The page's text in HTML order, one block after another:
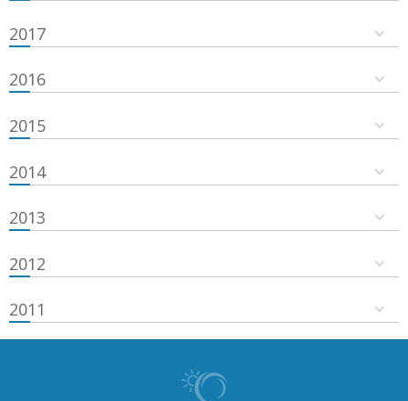
2017
2016
2015
2014
2013
2012
2011